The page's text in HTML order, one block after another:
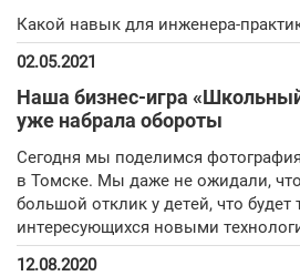
Какой навык для инженера-
02.05.2021
Наша бизнес-игра
уже набрала обороты
Сегодня мы поделимся
в Томске. Мы даже не ожидали,
большой отклик у детей, что будет
интересующихся новыми
12.08.2020